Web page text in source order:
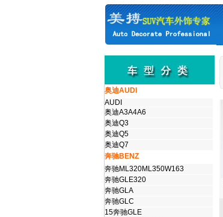
奥迪AUDI
AUDI
奥迪A3A4A6
奥迪Q3
奥迪Q5
奥迪Q7
奔驰BENZ
奔驰ML320ML350W163
奔驰GLE320
奔驰GLA
奔驰GLC
15奔驰GLE